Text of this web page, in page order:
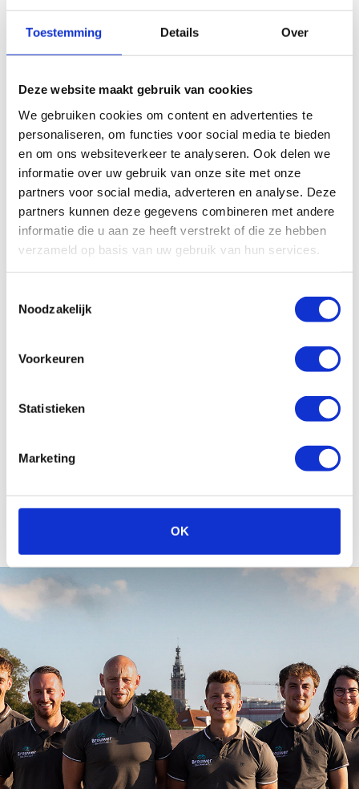
Toestemming Details Over
Deze website maakt gebruik van cookies
We gebruiken cookies om content en advertenties te
personaliseren, om functies voor social media te bieden
en om ons websiteverkeer te analyseren. Ook delen we
informatie over uw gebruik van onze site met onze
partners voor social media, adverteren en analyse. Deze
partners kunnen deze gegevens combineren met andere
informatie die u aan ze heeft verstrekt of die ze hebben
verzameld op basis van uw gebruik van hun services.
Noodzakelijk
Voorkeuren
Statistieken
Marketing
OK
lange fietstochten? Dan is dit een punt van
belang bij het uitkiezen van een goede
Het aantal versnellingen
In de stad heb je misschien niet zoveel
versnellingen nodig, maar daarbuiten vaak wel.
De naafversnellingen zijn geschikt voor
stadsritjes. Meestal bieden ze je tot maximaal
acht versnellingen. Dederailleur versnelling heeft
er tot maar liefst 27. Deze is dan ook veel
geschikter voor ritten in de natuur, zelfs wanneer
het gebied heuvel- of bergachtig is. Een
automatische versnelling. Je hoeft je fiets dan
Is elektrisch fietsen gezond?
Wat is de actieradius van een elektrische
fiets?